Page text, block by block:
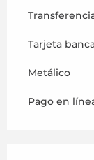
Tarjeta
Metálico
Pago en